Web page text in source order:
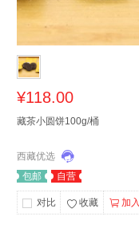
¥118.00
藏茶小圆饼100g/桶
西藏优选
包邮
自营
对比 收藏 加